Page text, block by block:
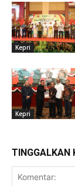
Kepri
Kepri
TINGGALKAN